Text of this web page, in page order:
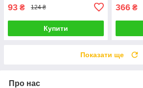
93 ₴ 124 ₴
Купити
366 ₴
Показати ще
Про нас